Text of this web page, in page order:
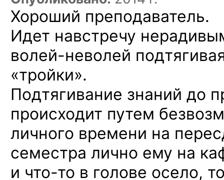
Хороший преподаватель.
Идет навстречу
волей-неволей
«тройки».
Подтягивание знаний до
происходит путем
личного времени на
семестра лично ему на
и что-то в голове осело,